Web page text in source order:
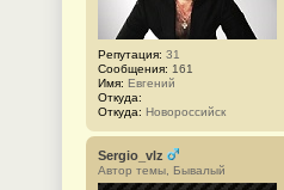
Репутация: 31
Сообщения: 161
Имя: Евгений
Откуда:
Откуда: Новороссийск
Sergio_vlz
Автор темы, Бывалый